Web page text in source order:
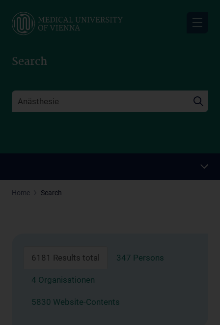
main
Search
Home Search
6181 Results total 347 Persons
4 Organisationen
5830 Website-Contents